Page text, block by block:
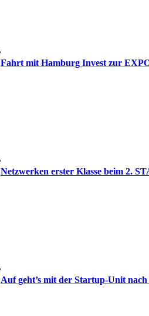
Fahrt mit Hamburg Invest zur
Netzwerken erster Klasse beim 2.
Auf geht’s mit der Startup-Unit